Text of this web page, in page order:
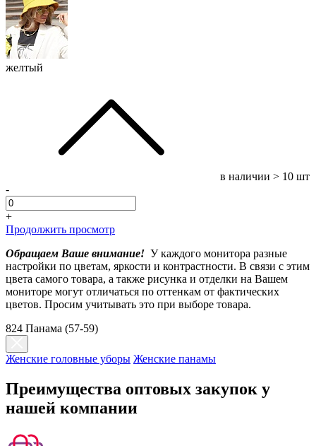
желтый
в наличии > 10 шт
-
+
Продолжить просмотр
Обращаем Ваше внимание! У каждого монитора разные
настройки по цветам, яркости и контрастности. В связи с этим
цвета самого товара, а также рисунка и отделки на Вашем
мониторе могут отличаться по оттенкам от фактических
цветов. Просим учитывать это при выборе товара.
824 Панама (57-59)
Женские головные уборы Женские панамы
Преимущества оптовых закупок у
нашей компании